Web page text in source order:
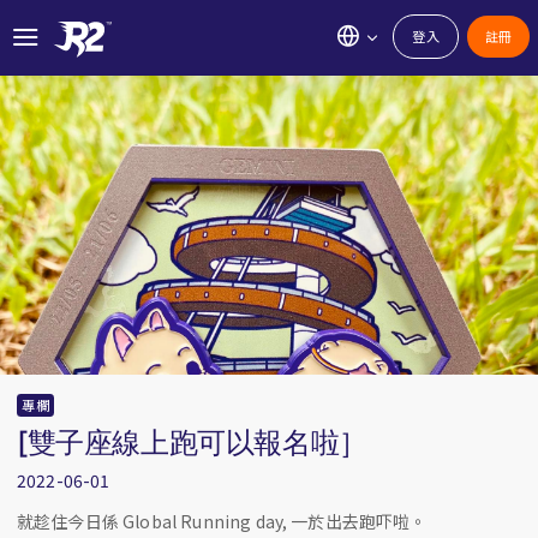
登入 註冊
專欄
[雙子座線上跑可以報名啦］
2022-06-01
就趁住今日係 Global Running day, 一於出去跑吓啦。